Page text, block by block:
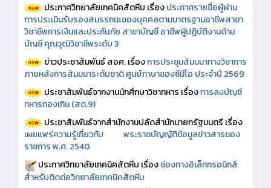
ประกาศวิทยาลัยเทคนิคสัตหีบ เรื่องประกาศรายชื่อผู้ผ่าน
การประเมินรับรองสมรรถนะของบุคคลตามมาตรฐานอาชีพสาขา
วิชาชีพการเงินและประกันภัย สาขาบัญชี อาชีพผู้ปฏิบัติงานด้าน
บัญชี คุณวุฒิวิชาชีพระดับ 3
ข่าวประชาสัมพันธ์ สอศ.เรื่องการประชุมสัมมนาทางวิชาการ
ภายหลังการสัมมนาระดับชาติ ศูนย์ภาษาของซีมีโอ ประจำปี 2569
ประชาสัมพันธ์จากงานนักศึกษาวิชาทหาร เรื่องการลงบัญชี
ทหารกองเกิน (สด.9)
ประชาสัมพันธ์จากสำนักงานปลัดสำนักนายกรัฐมนตรี เรื่อง
เผยแพร่ความรู้เกี่ยวกับ พระราชบัญญัติข้อมูลข่าวสารของ
ราชการ พ.ศ. 2540
ประกาศวิทยาลัยเทคนิคสัตหีบ เรื่องช่องทางอิเล็กทรอนิกส์
สำหรับติดต่อวิทยาลัยเทคนิคสัตหีบ